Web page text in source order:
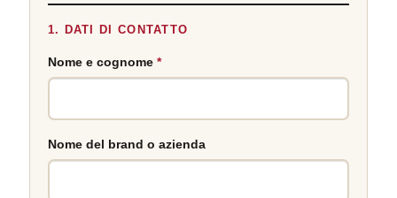
1. DATI DI CONTATTO
Nome e cognome *
Nome del brand o azienda